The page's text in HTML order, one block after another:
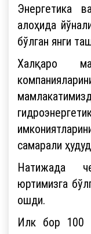
Энергетика
алоҳида
бўлган янги
Халқаро
самарали
Натижада
юртимизга
ошди.
Илк бор 100